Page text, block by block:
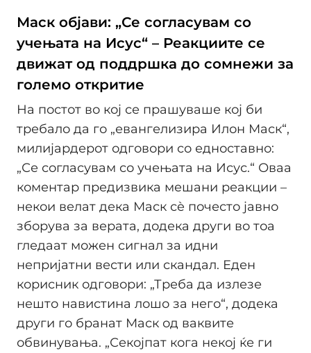
Маск објави: „Се согласувам со
учењата на Исус“ – Реакциите се
движат од поддршка до сомнежи за
големо откритие
На постот во кој се прашуваше кој би
требало да го „евангелизира Илон Маск“,
милијардерот одговори со едноставно:
„Се согласувам со учењата на Исус.“ Оваа
коментар предизвика мешани реакции –
некои велат дека Маск сè почесто јавно
зборува за верата, додека други во тоа
гледаат можен сигнал за идни
непријатни вести или скандал. Еден
корисник одговори: „Треба да излезе
нешто навистина лошо за него“, додека
други го бранат Маск од ваквите
обвинувања. „Секојпат кога некој ќе ги